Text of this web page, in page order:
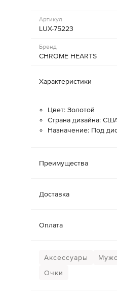
Артикул
LUX-75223
Бренд
CHROME HEARTS
Характеристики
Цвет: Золотой
Страна дизайна:
Назначение: Под
Преимущества
Доставка
Оплата
Аксессуары
Очки